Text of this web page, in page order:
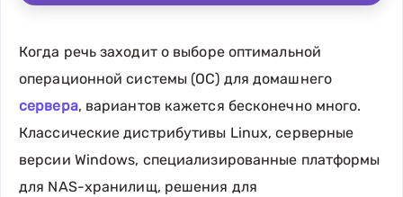
Когда речь заходит о выборе оптимальной
операционной системы (ОС) для домашнего
сервера, вариантов кажется бесконечно много.
Классические дистрибутивы Linux, серверные
версии Windows, специализированные платформы
для NAS-хранилищ, решения для